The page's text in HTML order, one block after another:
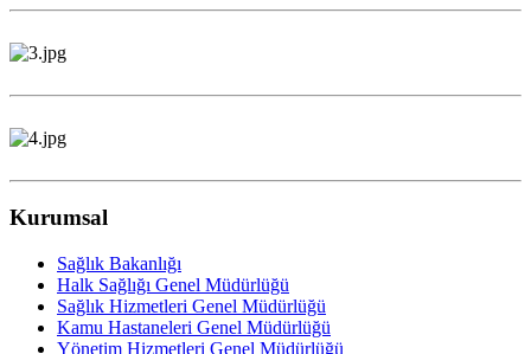
Kurumsal
Sağlık Bakanlığı
Halk Sağlığı Genel Müdürlüğü
Sağlık Hizmetleri Genel Müdürlüğü
Kamu Hastaneleri Genel Müdürlüğü
Yönetim Hizmetleri Genel Müdürlüğü